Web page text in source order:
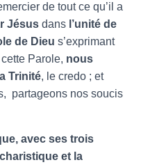
de tout ce qu’il a
Jésus dans l’unité de
de Dieu s’exprimant
cette Parole, nous
Trinité, le credo ; et
partageons nos soucis
avec ses trois
et la